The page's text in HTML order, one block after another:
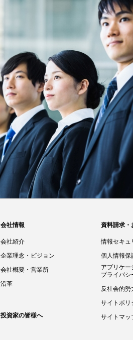
する「相場情報」にAIを
【プレスリリース】「Ａ
ツール へ AI機能(第3ﾌｪｰｽ
2026.03.16
【プレスリリース】「中
ビスの提供を開始します
～オリックス自動車との
なリースアップ車両を提
2026.01.05
豊橋本部 移転のお知らせ
2026.02.25
ASNETのオンライン入会
2025.12.25
2026年 年末年始休業の
会社情報
会社紹介
企業理念・ビジョン
会社概要・営業所
沿革
投資家の皆様へ
資料請求・
情報セキュ
個人情報保
アプリケー
プライバシ
反社会的勢
サイトポリ
サイトマッ